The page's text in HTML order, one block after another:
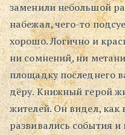
заменили небольшой
набежал, чего-то
хорошо. Логично и
ни сомнений, ни
площадку последнего
дёру. Книжный герой
жителей. Он видел, как
развивались события